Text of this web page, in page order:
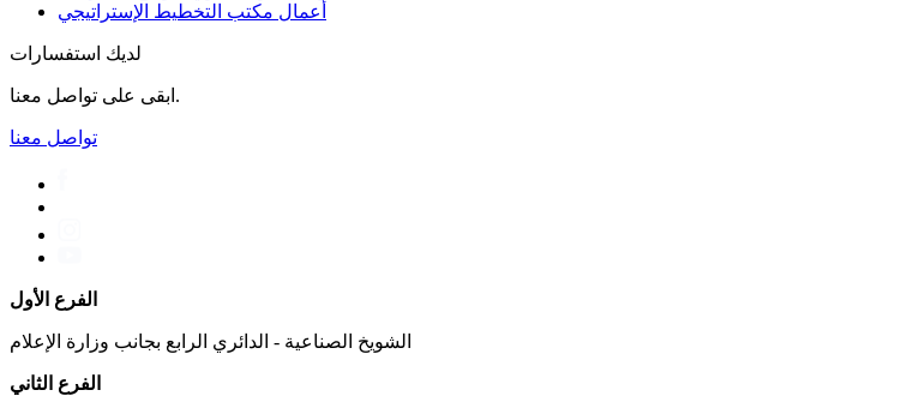
أعمال مكتب التخطیط الإستراتیجي
لديك استفسارات
ابقى على تواصل معنا.
تواصل معنا
الفرع الأول
الشويخ الصناعية - الدائري الرابع بجانب وزارة الإعلام
الفرع الثاني